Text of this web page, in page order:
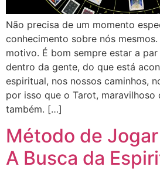
Não precisa de um momento
conhecimento sobre nós
motivo. É bom sempre estar a
dentro da gente, do que está
espiritual, nos nossos caminhos,
por isso que o Tarot, maravilhoso
também. […]
Método de
A Busca da